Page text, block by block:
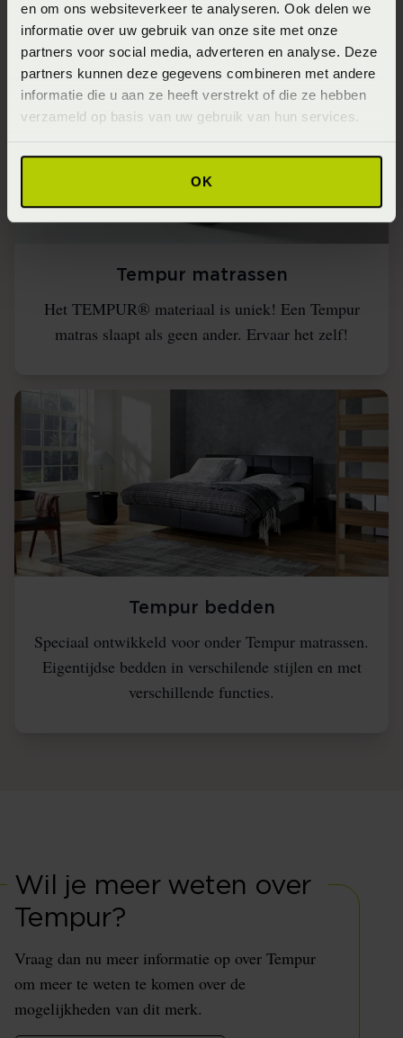
en om ons websiteverkeer te analyseren. Ook delen we
informatie over uw gebruik van onze site met onze
partners voor social media, adverteren en analyse. Deze
partners kunnen deze gegevens combineren met andere
informatie die u aan ze heeft verstrekt of die ze hebben
verzameld op basis van uw gebruik van hun services.
OK
Tempur matrassen
Het TEMPUR® materiaal is uniek! Een Tempur
matras slaapt als geen ander. Ervaar het zelf!
Tempur bedden
Speciaal ontwikkeld voor onder Tempur matrassen.
Eigentijdse bedden in verschilende stijlen en met
verschillende functies.
Wil je meer weten over
Tempur?
Vraag dan nu meer informatie op over Tempur
om meer te weten te komen over de
mogelijkheden van dit merk.